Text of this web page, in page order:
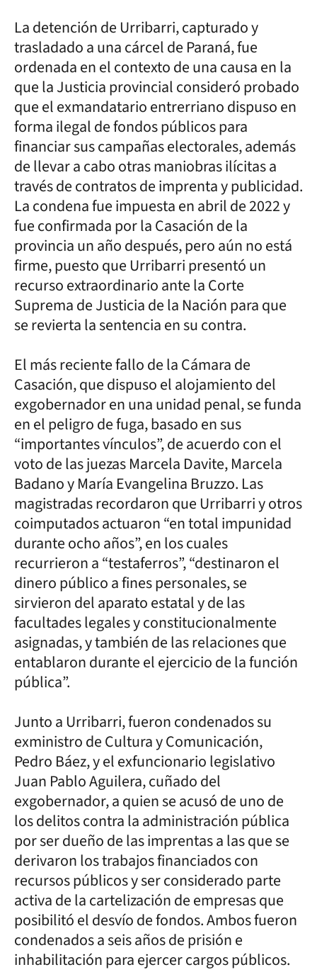
La detención de Urribarri, capturado y
trasladado a una cárcel de Paraná, fue
ordenada en el contexto de una causa en la
que la Justicia provincial consideró probado
que el exmandatario entrerriano dispuso en
forma ilegal de fondos públicos para
financiar sus campañas electorales, además
de llevar a cabo otras maniobras ilícitas a
través de contratos de imprenta y publicidad.
La condena fue impuesta en abril de 2022 y
fue confirmada por la Casación de la
provincia un año después, pero aún no está
firme, puesto que Urribarri presentó un
recurso extraordinario ante la Corte
Suprema de Justicia de la Nación para que
se revierta la sentencia en su contra.
El más reciente fallo de la Cámara de
Casación, que dispuso el alojamiento del
exgobernador en una unidad penal, se funda
en el peligro de fuga, basado en sus
“importantes vínculos”, de acuerdo con el
voto de las juezas Marcela Davite, Marcela
Badano y María Evangelina Bruzzo. Las
magistradas recordaron que Urribarri y otros
coimputados actuaron “en total impunidad
durante ocho años”, en los cuales
recurrieron a “testaferros”, “destinaron el
dinero público a fines personales, se
sirvieron del aparato estatal y de las
facultades legales y constitucionalmente
asignadas, y también de las relaciones que
entablaron durante el ejercicio de la función
pública”.
Junto a Urribarri, fueron condenados su
exministro de Cultura y Comunicación,
Pedro Báez, y el exfuncionario legislativo
Juan Pablo Aguilera, cuñado del
exgobernador, a quien se acusó de uno de
los delitos contra la administración pública
por ser dueño de las imprentas a las que se
derivaron los trabajos financiados con
recursos públicos y ser considerado parte
activa de la cartelización de empresas que
posibilitó el desvío de fondos. Ambos fueron
condenados a seis años de prisión e
inhabilitación para ejercer cargos públicos.